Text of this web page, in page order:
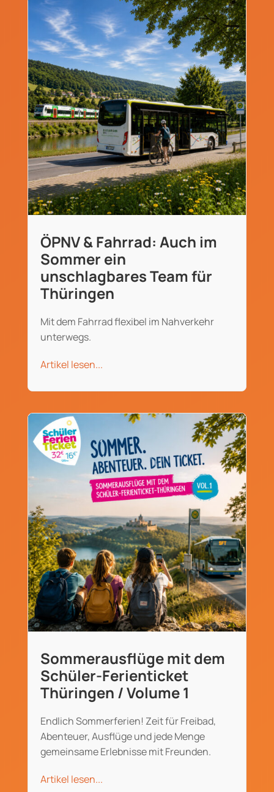
ÖPNV & Fahrrad: Auch im
Sommer ein
unschlagbares Team für
Thüringen
Mit dem Fahrrad flexibel im Nahverkehr
unterwegs.
Artikel lesen...
Sommerausflüge mit dem
Schüler-Ferienticket
Thüringen / Volume 1
Endlich Sommerferien! Zeit für Freibad,
Abenteuer, Ausflüge und jede Menge
gemeinsame Erlebnisse mit Freunden.
Artikel lesen...